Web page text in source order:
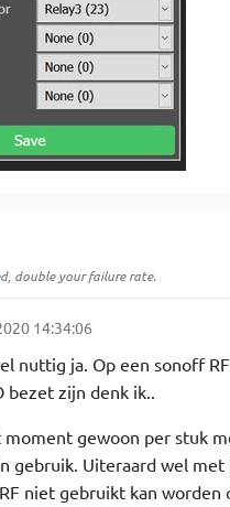
double your failure rate.
14:34:06
nuttig ja. Op een sonoff
bezet zijn denk ik..
moment gewoon per stuk
gebruik. Uiteraard wel met
niet gebruikt kan worden